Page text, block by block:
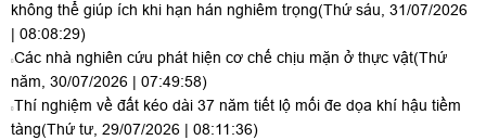
không thể giúp ích khi hạn hán nghiêm trọng(Thứ sáu, 31/07/2026
| 08:08:29)
Các nhà nghiên cứu phát hiện cơ chế chịu mặn ở thực vật(Thứ
năm, 30/07/2026 | 07:49:58)
Thí nghiệm về đất kéo dài 37 năm tiết lộ mối đe dọa khí hậu tiềm
tàng(Thứ tư, 29/07/2026 | 08:11:36)